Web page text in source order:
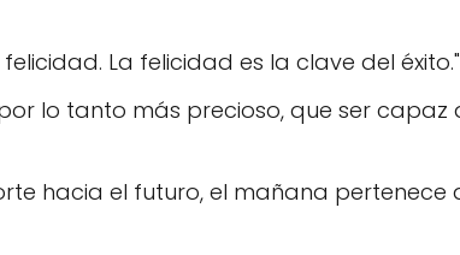
La felicidad es la clave del
lo tanto más precioso, que ser capaz
hacia el futuro, el mañana